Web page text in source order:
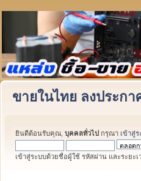
ขายในไทย ลงประก
ยินดีต้อนรับคุณ, บุคคลทั่วไป กรุณา เข้าสู่
เข้าสู่ระบบด้วยชื่อผู้ใช้ รหัสผ่าน และระยะ